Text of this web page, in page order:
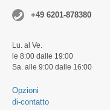
+49 6201-878380
Lu. al Ve.
le 8:00 dalle 19:00
Sa. alle 9:00 dalle 16:00
Opzioni
di-contatto